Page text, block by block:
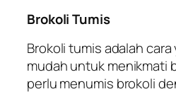
Brokoli Tumis
Brokoli tumis adalah
mudah untuk menikmati
perlu menumis brokoli